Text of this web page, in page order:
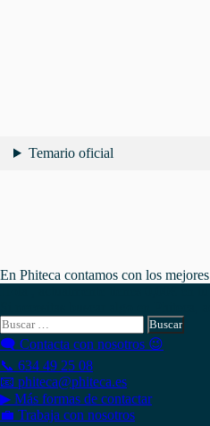
Temario oficial
En Phiteca contamos con los
Buscar:
🗨 Contacta con nosotros 😉
📞 634 49 25 08
📧 phiteca@phiteca.es
▶ Más formas de contactar
💼 Trabaja con nosotros